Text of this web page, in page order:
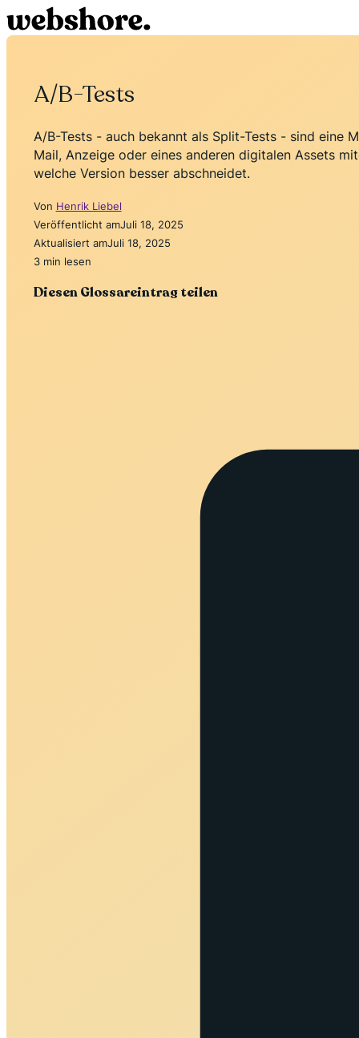
A/B-Tests
A/B-Tests - auch bekannt als Split-Tests - sind eine
Mail, Anzeige oder eines anderen digitalen Assets
welche Version besser abschneidet.
Von Henrik Liebel
Veröffentlicht amJuli 18, 2025
Aktualisiert amJuli 18, 2025
3 min lesen
Diesen Glossareintrag teilen